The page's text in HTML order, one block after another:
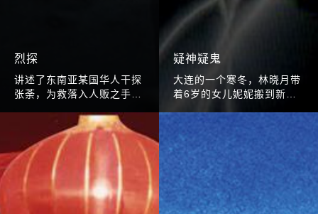
烈探
讲述了东南亚某国华人干探
张荼，为救落入人贩之手的
里之外的他国，和亦敌亦友
的钦貌苏一起捣毁一个庞大
的国际人贩集团的故事。
疑神疑鬼
大连的一个寒冬，林晓月带
着6岁的女儿妮妮搬到新
度过以后的生活。 然而新
居十分古怪，这里流传曾经
有一个母亲在这里把